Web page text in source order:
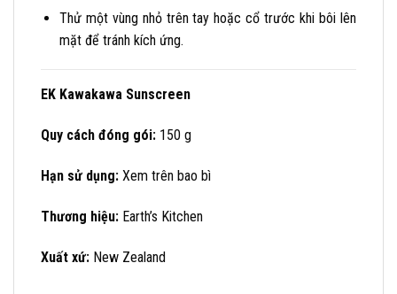
Thử một vùng nhỏ trên tay hoặc cổ trước khi bôi lên
mặt để tránh kích ứng.
EK Kawakawa Sunscreen
Quy cách đóng gói: 150 g
Hạn sử dụng: Xem trên bao bì
Thương hiệu: Earth’s Kitchen
Xuất xứ: New Zealand